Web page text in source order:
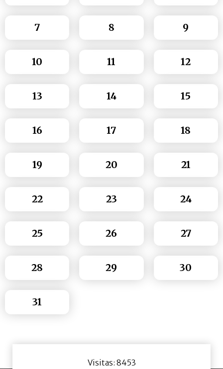
7 8 9
10 11 12
13 14 15
16 17 18
19 20 21
22 23 24
25 26 27
28 29 30
31
Visitas: 8453